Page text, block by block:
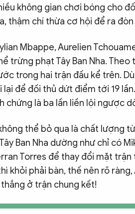
không gian chơi bóng cho
thậm chí thừa cơ hội để ra
Mbappe, Aurelien
trừng phạt Tây Ban Nha.
trong hai trận đấu kể trên.
lại để đối thủ dứt điểm tới 19
chứng là ba lần liền lội ngược
thể bỏ qua là chất lượng
Ban Nha dường như chỉ có
Torres để thay đổi mặt
khỏi phải bàn, thế nên rõ
ở trận chung kết!